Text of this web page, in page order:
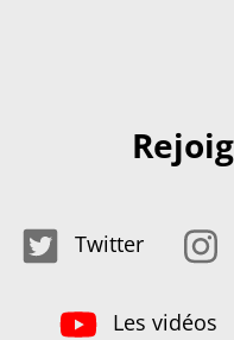
Twitter
Les vidéos